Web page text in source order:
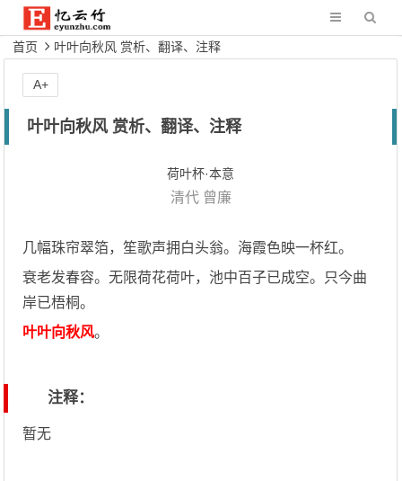
首页 叶叶向秋风 赏析、翻译、注释
叶叶向秋风 赏析、翻译、注释
荷叶杯·本意
清代 曾廉
几幅珠帘翠箔，笙歌声拥白头翁。海霞色映一杯红。
衰老发春容。无限荷花荷叶，池中百子已成空。只今曲
岸已梧桐。
叶叶向秋风。
注释：
暂无
A+